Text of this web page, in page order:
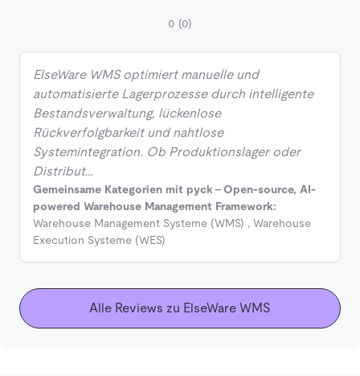
0 (0)
ElseWare WMS optimiert manuelle und
automatisierte Lagerprozesse durch intelligente
Bestandsverwaltung, lückenlose
Rückverfolgbarkeit und nahtlose
Systemintegration. Ob Produktionslager oder
Distribut…
Gemeinsame Kategorien mit pyck - Open-source, AI-
powered Warehouse Management Framework:
Warehouse Management Systeme (WMS) , Warehouse
Execution Systeme (WES)
Alle Reviews zu ElseWare WMS